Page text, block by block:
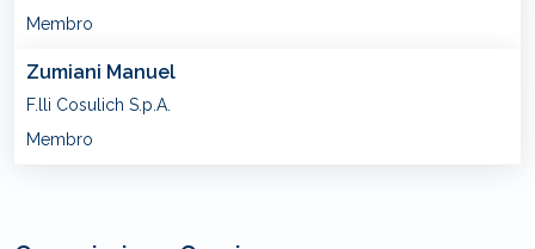
Membro
Zumiani Manuel
F.lli Cosulich S.p.A.
Membro